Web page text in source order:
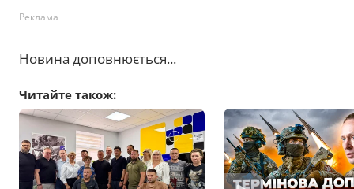
Реклама
Новина доповнюється...
Читайте також: